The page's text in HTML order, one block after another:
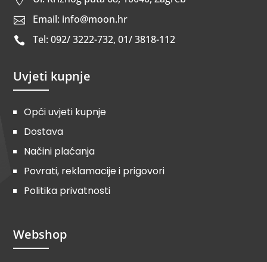
 Email: info@moon.hr
 Tel: 092/ 3222-732, 01/ 3818-112
Uvjeti kupnje
Opći uvjeti kupnje
Dostava
Načini plaćanja
Povrati, reklamacije i prigovori
Politika privatnosti
Webshop